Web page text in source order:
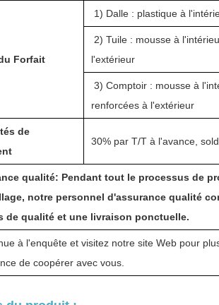
Forfait
1) Dalle : plastique à
2) Tuile : mousse à
l'extérieur
3) Comptoir : mousse à
renforcées à l'extérieur
de
30% par T/T à l'avance,
qualité: Pendant tout le processus de
notre personnel d'assurance qualité
de qualité et une livraison ponctuelle.
à l'enquête et visitez notre site Web pour
de coopérer avec vous.